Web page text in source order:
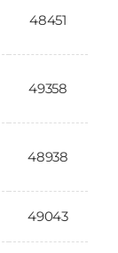
48451
49358
48938
49043